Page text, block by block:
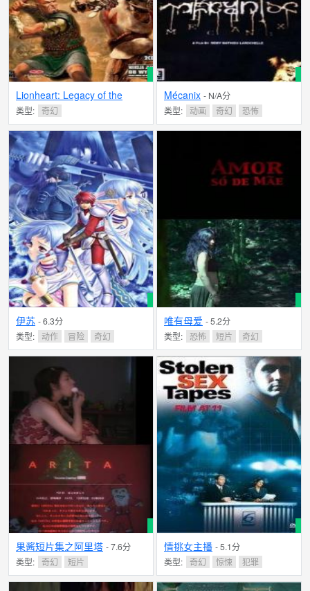
Lionheart: Legacy of the
Crusader - N/A分
类型: 奇幻
Mécanix - N/A分
类型:
动画 奇幻 恐怖
伊苏 - 6.3分
类型:
动作 冒险 奇幻
唯有母爱 - 5.2分
类型:
恐怖 短片 奇幻
果酱短片集之阿里塔 - 7.6分
类型: 奇幻 短片
情挑女主播 - 5.1分
类型: 奇幻 惊悚 犯罪